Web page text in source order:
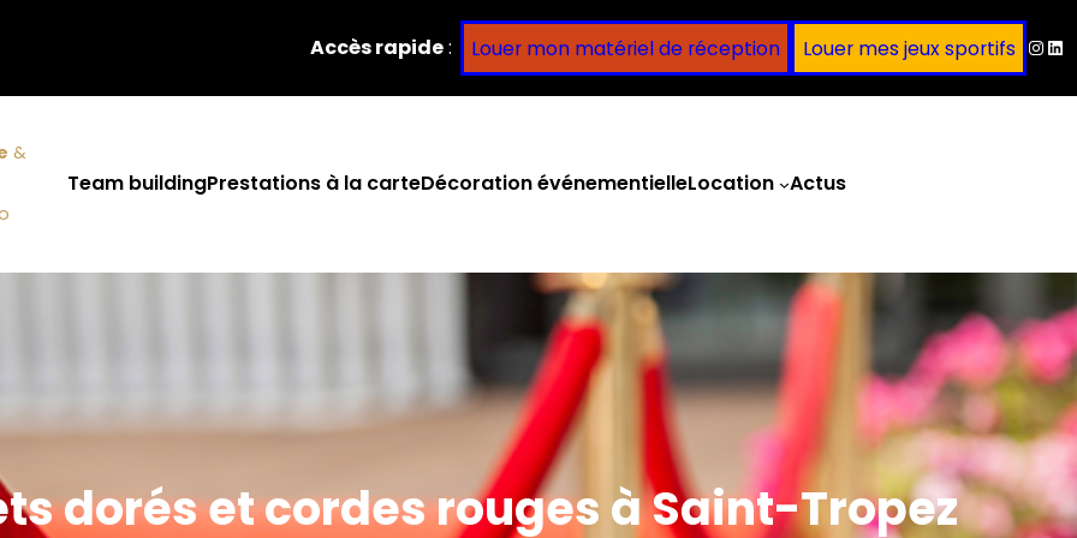
Accès rapide: Louer mon matériel de réception Louer mes jeux sportifs
&
Team buildingPrestations à la carteDécoration événementielleLocation Actus
dorés et cordes rouges à Saint-Tropez